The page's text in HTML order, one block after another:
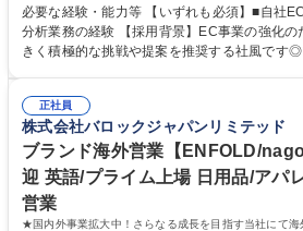
WN」をはじめとする他社ECサイトの運用に
【詳細】ご経験・スキルに応じてお任せいた
立て）、データ分析 ■商品登録、ECサイト更
注 等 【担当想定ブランド】(MOUSSY/SLY/
ODEO CROWNS/crie conforto/STACCATO) 募集職種 ★EC運営担当/アパ
レルブランドサイト/プライム上場/グローバル
必要な経験・能力等 【いずれも必須】■自社
分析業務の経験 【採用背景】EC事業の強化
きく積極的な挑戦や提案を推奨する社風です
リアが築ける環境です。EC事業部とブランド
内外を超えて様々なメンバーからサポートが
残業20時間程・年間休日127日で働きやすい
が評価に反映されやすい制度です。 学歴・資格 学歴：大学院 大学 高専 短
大 専修学校 高校 語学力： 資格：
正社員
株式会社バロックジャパンリミテッド
ブランド海外営業【ENFOLD/
迎 英語/プライム上場 日用品/アパ
営業
★国内外事業拡大中！さらなる成長を目指す当社にて